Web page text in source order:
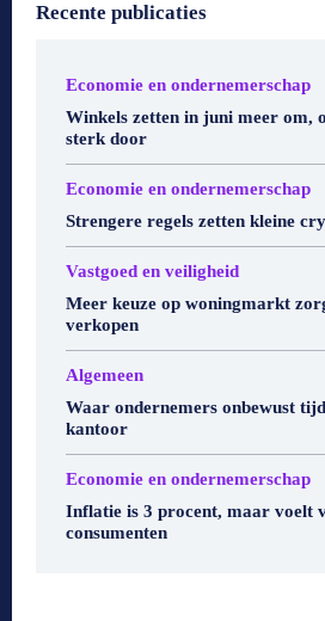
Recente publicaties
Economie en ondernemerschap
Winkels zetten in juni meer om,
sterk door
Economie en ondernemerschap
Strengere regels zetten kleine
Vastgoed en veiligheid
Meer keuze op woningmarkt
verkopen
Algemeen
Waar ondernemers onbewust
kantoor
Economie en ondernemerschap
Inflatie is 3 procent, maar voelt
consumenten